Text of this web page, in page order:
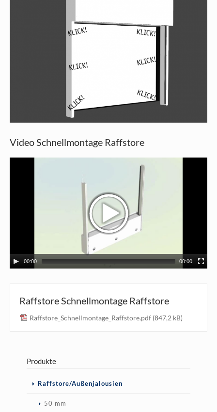
Video Schnellmontage Raffstore
00:00 00:00
Raffstore Schnellmontage Raffstore
Raffstore_Schnellmontage_Raffstore.pdf (847,2 kB)
Produkte
Navigation
Raffstore/Außenjalousien
50 mm